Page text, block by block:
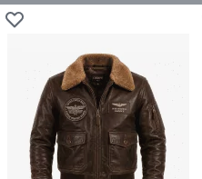
Zur Wunschliste hinzufügen